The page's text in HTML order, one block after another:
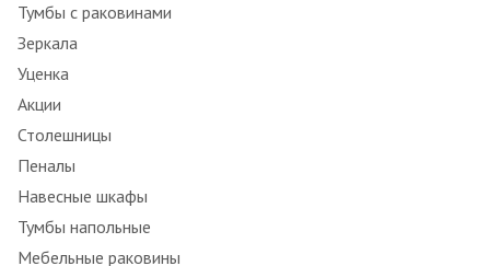
Тумбы с раковинами
Зеркала
Уценка
Акции
Столешницы
Пеналы
Навесные шкафы
Тумбы напольные
Мебельные раковины